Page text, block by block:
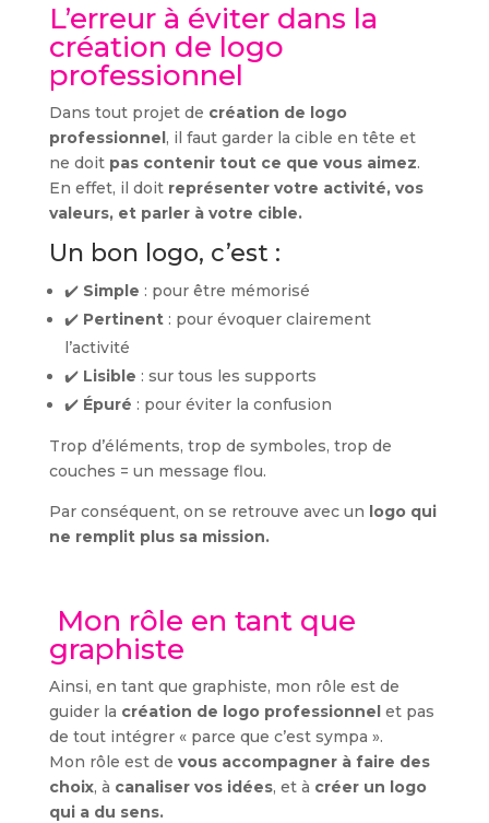
L’erreur à éviter dans la
création de logo
professionnel
Dans tout projet de création de logo
professionnel, il faut garder la cible en tête et
ne doit pas contenir tout ce que vous aimez.
En effet, il doit représenter votre activité, vos
valeurs, et parler à votre cible.
Un bon logo, c’est :
✔️ Simple : pour être mémorisé
✔️ Pertinent: pour évoquer clairement
l’activité
✔️ Lisible : sur tous les supports
✔️ Épuré : pour éviter la confusion
Trop d’éléments, trop de symboles, trop de
couches = un message flou.
Par conséquent, on se retrouve avec un logo qui
ne remplit plus sa mission.
Mon rôle en tant que
graphiste
Ainsi, en tant que graphiste, mon rôle est de
guider la création de logo professionnel et pas
de tout intégrer « parce que c’est sympa ».
Mon rôle est de vous accompagner à faire des
choix, à canaliser vos idées, et à créer un logo
qui a du sens.